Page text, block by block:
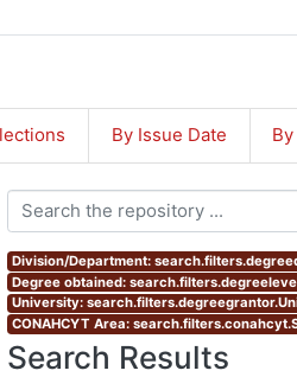
By Issue Date
Division/Department:
Degree obtained:
University:
CONAHCYT Area:
Search Results